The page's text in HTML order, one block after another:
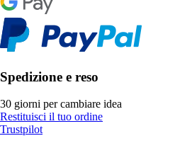
Spedizione e reso
30 giorni per cambiare idea
Restituisci il tuo ordine
Trustpilot